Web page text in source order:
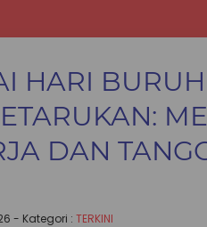
HARI
DAN
- Kategori : TERKINI